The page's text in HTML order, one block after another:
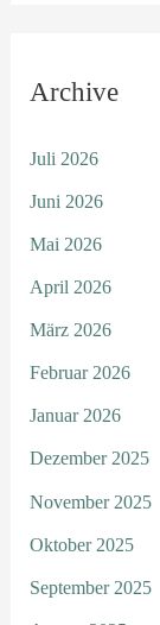
Archive
Juli 2026
Juni 2026
Mai 2026
April 2026
März 2026
Februar 2026
Januar 2026
Dezember 2025
November 2025
Oktober 2025
September 2025